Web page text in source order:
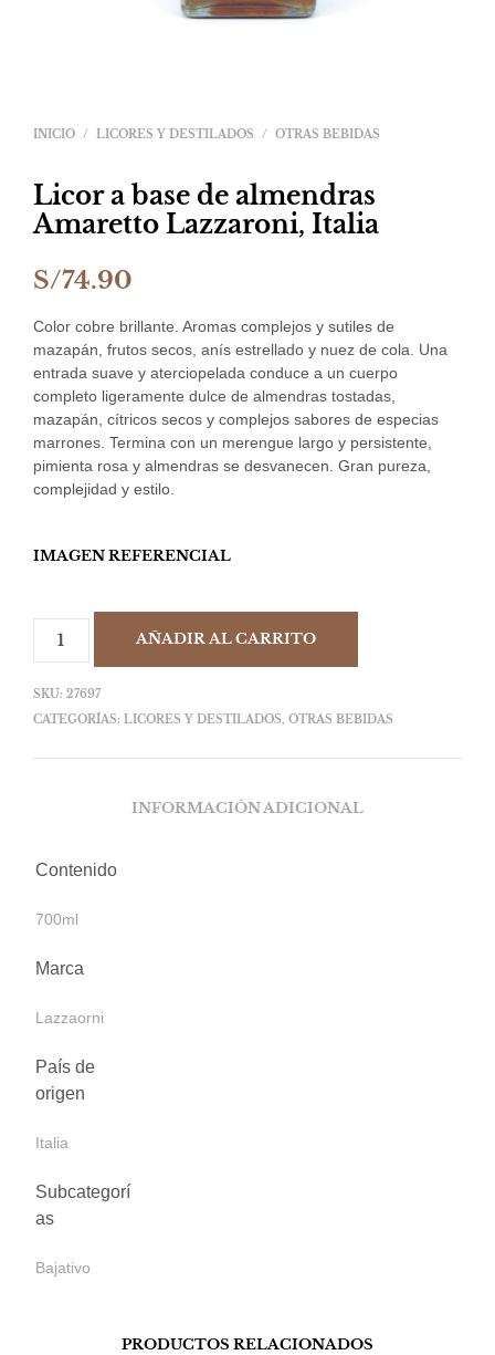
INICIO / LICORES Y DESTILADOS / OTRAS BEBIDAS
Licor a base de almendras
Amaretto Lazzaroni, Italia
S/74.90
Color cobre brillante. Aromas complejos y sutiles de
mazapán, frutos secos, anís estrellado y nuez de cola. Una
entrada suave y aterciopelada conduce a un cuerpo
completo ligeramente dulce de almendras tostadas,
mazapán, cítricos secos y complejos sabores de especias
marrones. Termina con un merengue largo y persistente,
pimienta rosa y almendras se desvanecen. Gran pureza,
complejidad y estilo.
IMAGEN REFERENCIAL
AÑADIR AL CARRITO
SKU: 27697
CATEGORÍAS: LICORES Y DESTILADOS, OTRAS BEBIDAS
INFORMACIÓN ADICIONAL
Contenido
700ml
Marca
Lazzaorni
País de
origen
Italia
Subcategorí
as
Bajativo
PRODUCTOS RELACIONADOS